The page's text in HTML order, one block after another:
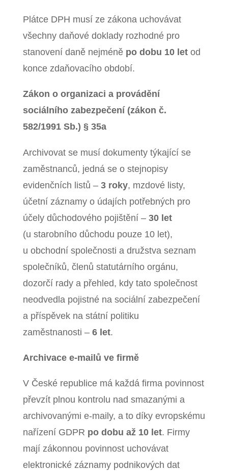
Plátce DPH musí ze zákona uchovávat
všechny daňové doklady rozhodné pro
stanovení daně nejméně po dobu 10 let od
konce zdaňovacího období.
Zákon o organizaci a provádění
sociálního zabezpečení (zákon č.
582/1991 Sb.) § 35a
Archivovat se musí dokumenty týkající se
zaměstnanců, jedná se o stejnopisy
evidenčních listů – 3 roky, mzdové listy,
účetní záznamy o údajích potřebných pro
účely důchodového pojištění – 30 let
(u starobního důchodu pouze 10 let),
u obchodní společnosti a družstva seznam
společníků, členů statutárního orgánu,
dozorčí rady a přehled, kdy tato společnost
neodvedla pojistné na sociální zabezpečení
a příspěvek na státní politiku
zaměstnanosti – 6 let.
Archivace e-mailů ve firmě
V České republice má každá firma povinnost
převzít plnou kontrolu nad smazanými a
archivovanými e-maily, a to díky evropskému
nařízení GDPR po dobu až 10 let. Firmy
mají zákonnou povinnost uchovávat
elektronické záznamy podnikových dat